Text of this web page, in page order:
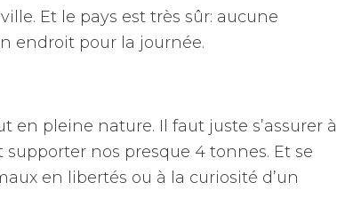
Et le pays est très sûr: aucune
endroit pour la journée.
en pleine nature. Il faut juste s’assurer à
nos presque 4 tonnes. Et se
en libertés ou à la curiosité d’un